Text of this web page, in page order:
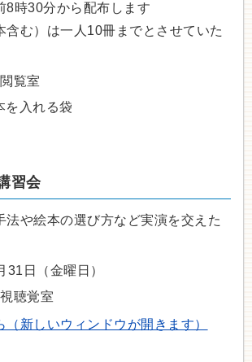
時30分から配布します
む）は一人10冊までとさせていた
覧室
を入れる袋
習会
法や絵本の選び方など実演を交えた
31日（金曜日）
聴覚室
（新しいウィンドウが開きます）